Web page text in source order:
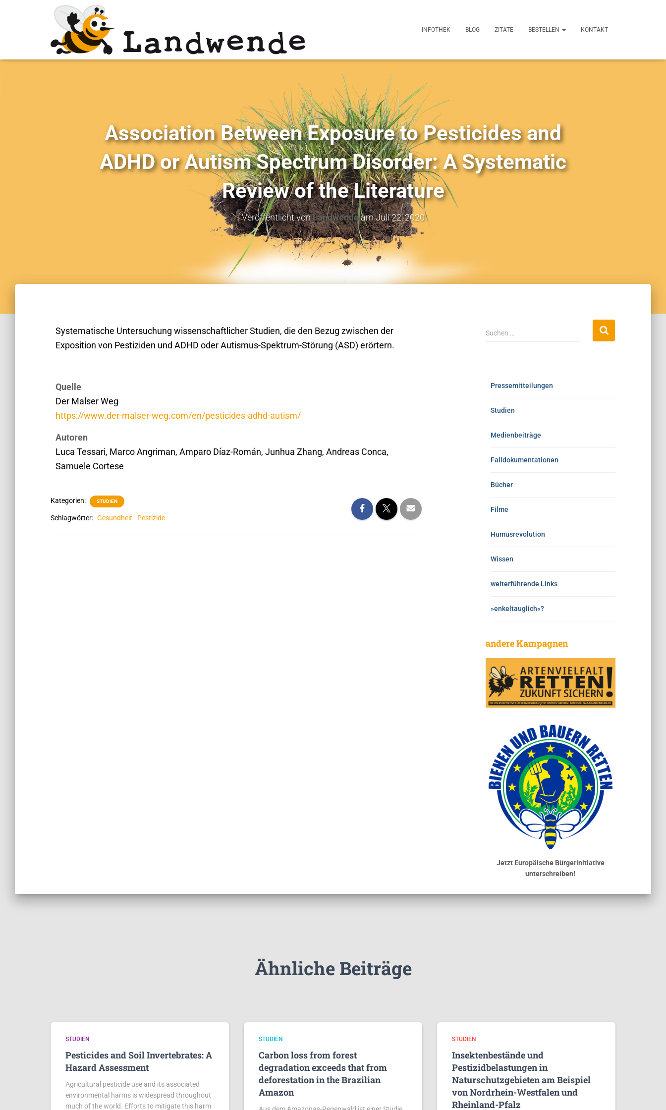
INFOTHEK BLOG ZITATE BESTELLEN KONTAKT
Association Between Exposure to Pesticides and
ADHD or Autism Spectrum Disorder: A Systematic
Review of the Literature
Veröffentlicht vonLandwendeamJuli 22, 2020
Systematische Untersuchung wissenschaftlicher Studien, die den Bezug zwischen der
Exposition von Pestiziden und ADHD oder Autismus-Spektrum-Störung (ASD) erörtern.
Quelle
Der Malser Weg
https://www.der-malser-weg.com/en/pesticides-adhd-autism/
Autoren
Luca Tessari, Marco Angriman, Amparo Díaz-Román, Junhua Zhang, Andreas Conca,
Samuele Cortese
Kategorien: STUDIEN
Schlagwörter: Gesundheit Pestizide
Suchen …
Pressemitteilungen
Studien
Medienbeiträge
Falldokumentationen
Bücher
Filme
Humusrevolution
Wissen
weiterführende Links
»enkeltauglich«?
andere Kampagnen
Jetzt Europäische Bürgerinitiative
unterschreiben!
Ähnliche Beiträge
STUDIEN
Pesticides and Soil Invertebrates: A
Hazard Assessment
Agricultural pesticide use and its associated
environmental harms is widespread throughout
much of the world. Efforts to mitigate this harm
STUDIEN
Carbon loss from forest
degradation exceeds that from
deforestation in the Brazilian
Amazon
STUDIEN
Insektenbestände und
Pestizidbelastungen in
Naturschutzgebieten am Beispiel
von Nordrhein-Westfalen und
Rheinland-Pfalz